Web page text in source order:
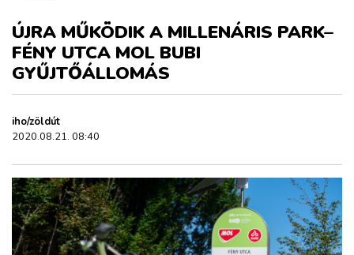
KÖZÚT
REPÜLÉS
KÖZLEKEDÉSFEJLESZTÉS
ZÖLDÚT
ÚJRA MŰKÖDIK A MILLENÁRIS PARK–
FÉNY UTCA MOL BUBI
GYŰJTŐÁLLOMÁS
iho/zöldút
2020.08.21. 08:40